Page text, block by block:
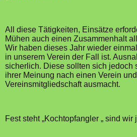
All diese Tätigkeiten, Einsätze
Mühen auch einen Zusammenhalt
Wir haben dieses Jahr wieder
in unserem Verein der Fall ist.
sicherlich. Diese sollten sich jedoch
ihrer Meinung nach einen Verein
Vereinsmitgliedschaft ausmacht.
Fest steht „Kochtopfangler „ sind